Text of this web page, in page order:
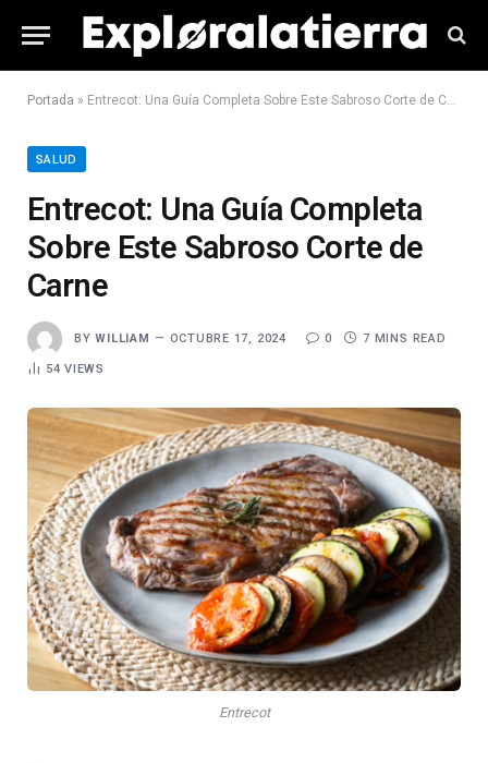
Portada » Entrecot: Una Guía Completa Sobre Este Sabroso Corte de Carne
SALUD
Entrecot: Una Guía Completa
Sobre Este Sabroso Corte de
Carne
BY WILLIAM OCTUBRE 17, 2024 0 7 MINS READ
54VIEWS
Entrecot